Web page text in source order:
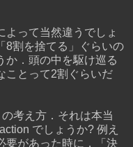
よって当然違うでしょ
8割を捨てる」ぐらいの
か．頭の中を駆け巡る
ことって2割ぐらいだ
考え方．それは本当
でしょうか? 例え
要があった時に，「決